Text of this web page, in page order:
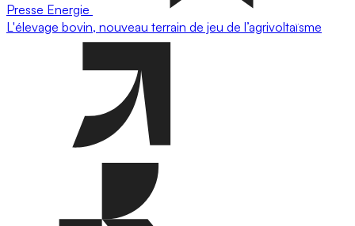
Presse Energie
L'élevage bovin, nouveau terrain de jeu de l’agrivoltaïsme